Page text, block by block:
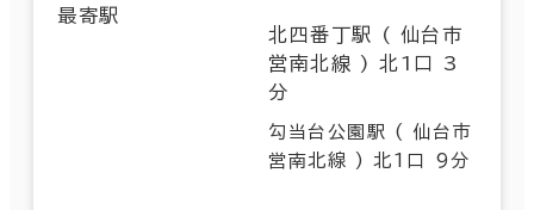
最寄駅
北四番丁駅 ( 仙台市
営南北線 ) 北1口 3
分
勾当台公園駅 ( 仙台市
営南北線 ) 北1口 9分